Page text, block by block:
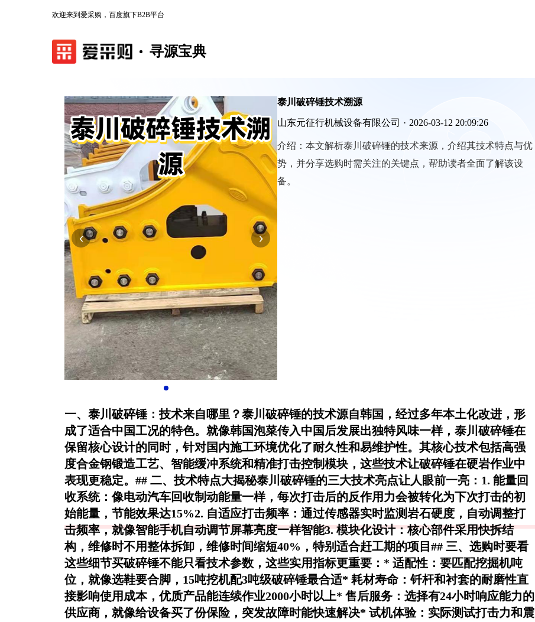
欢迎来到爱采购，百度旗下B2B平台
寻源宝典
‹ ›
泰川破碎锤技术溯源
山东元征行机械设备有限公司 · 2026-03-12 20:09:26
介绍： 本文解析泰川破碎锤的技术来源，介绍其技术特点与优
势，并分享选购时需关注的关键点，帮助读者全面了解该设
备。
一、泰川破碎锤：技术来自哪里？泰川破碎锤的技术源自韩国，经过多年本土化改进，形
成了适合中国工况的特色。就像韩国泡菜传入中国后发展出独特风味一样，泰川破碎锤在
保留核心设计的同时，针对国内施工环境优化了耐久性和易维护性。其核心技术包括高强
度合金钢锻造工艺、智能缓冲系统和精准打击控制模块，这些技术让破碎锤在硬岩作业中
表现更稳定。## 二、技术特点大揭秘泰川破碎锤的三大技术亮点让人眼前一亮：1. 能量回
收系统：像电动汽车回收制动能量一样，每次打击后的反作用力会被转化为下次打击的初
始能量，节能效果达15%2. 自适应打击频率 ：通过传感器实时监测岩石硬度，自动调整打
击频率，就像智能手机自动调节屏幕亮度一样智能3.模块化设计：核心部件采用快拆结
构，维修时不用整体拆卸，维修时间缩短40%，特别适合赶工期的项目## 三、选购时要看
这些细节买破碎锤不能只看技术参数，这些实用指标更重要：* 适配性 ：要匹配挖掘机吨
位，就像选鞋要合脚，15吨挖机配3吨级破碎锤最合适* 耗材寿命：钎杆和衬套的耐磨性直
接影响使用成本，优质产品能连续作业2000小时以上* 售后服务 ：选择有24小时响应能力的
供应商，就像给设备买了份保险，突发故障时能快速解决* 试机体验：实际测试打击力和震